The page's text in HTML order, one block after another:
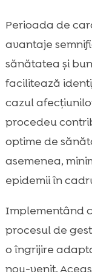
Perioada de
avantaje
sănătatea și
facilitează
cazul
procedeu
optime de
asemenea,
epidemii în
Implementând
procesul de
o îngrijire
nou-venit.